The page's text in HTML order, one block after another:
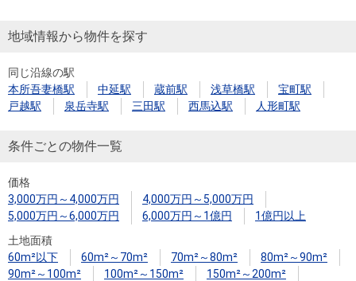
地域情報から物件を探す
同じ沿線の駅
本所吾妻橋駅
中延駅 蔵前駅 浅草橋駅
宝町駅
戸越駅
泉岳寺駅 三田駅 西馬込駅 人形町駅
条件ごとの物件一覧
価格
3,000万円～4,000万円
4,000万円～5,000万円
5,000万円～6,000万円
6,000万円～1億円
1億円以上
土地面積
60m²以下
60m²～70m² 70m²～80m²
80m²～90m²
90m²～100m²
100m²～150m²
150m²～200m²